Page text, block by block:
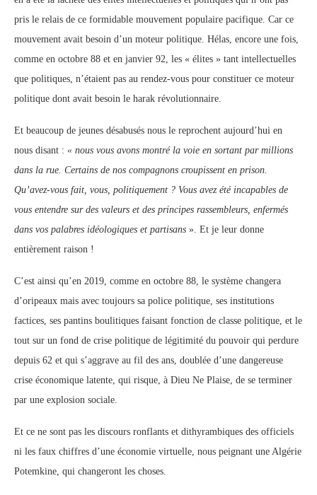
pris le relais de ce formidable mouvement populaire pacifique. Car ce
mouvement avait besoin d’un moteur politique. Hélas, encore une fois,
comme en octobre 88 et en janvier 92, les « élites » tant intellectuelles
que politiques, n’étaient pas au rendez-vous pour constituer ce moteur
politique dont avait besoin le harak révolutionnaire.
Et beaucoup de jeunes désabusés nous le reprochent aujourd’hui en
nous disant : « nous vous avons montré la voie en sortant par millions
dans la rue. Certains de nos compagnons croupissent en prison.
Qu’avez-vous fait, vous, politiquement ? Vous avez été incapables de
vous entendre sur des valeurs et des principes rassembleurs, enfermés
dans vos palabres idéologiques et partisans ». Et je leur donne
entièrement raison !
C’est ainsi qu’en 2019, comme en octobre 88, le système changera
d’oripeaux mais avec toujours sa police politique, ses institutions
factices, ses pantins boulitiques faisant fonction de classe politique, et le
tout sur un fond de crise politique de légitimité du pouvoir qui perdure
depuis 62 et qui s’aggrave au fil des ans, doublée d’une dangereuse
crise économique latente, qui risque, à Dieu Ne Plaise, de se terminer
par une explosion sociale.
Et ce ne sont pas les discours ronflants et dithyrambiques des officiels
ni les faux chiffres d’une économie virtuelle, nous peignant une Algérie
Potemkine, qui changeront les choses.